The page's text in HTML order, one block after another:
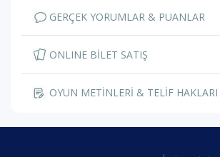
GERÇEK YORUMLAR & PUANLAR
ONLINE BİLET SATIŞ
OYUN METİNLERİ & TELİF HAKLARI